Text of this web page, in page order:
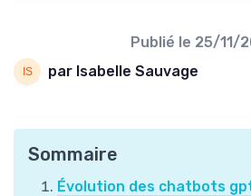
Publié le 25/11/
par Isabelle Sauvage
Sommaire
Évolution des chatbots